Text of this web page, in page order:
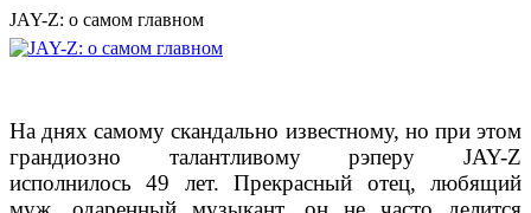
JAY-Z: о самом главном
На днях самому скандально известному, но при этом
грандиозно талантливому рэперу JAY-Z
исполнилось 49 лет. Прекрасный отец, любящий